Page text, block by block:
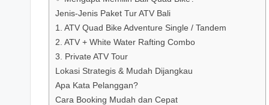
Jenis-Jenis Paket Tur ATV Bali
1. ATV Quad Bike Adventure Single / Tandem
2. ATV + White Water Rafting Combo
3. Private ATV Tour
Lokasi Strategis & Mudah Dijangkau
Apa Kata Pelanggan?
Cara Booking Mudah dan Cepat